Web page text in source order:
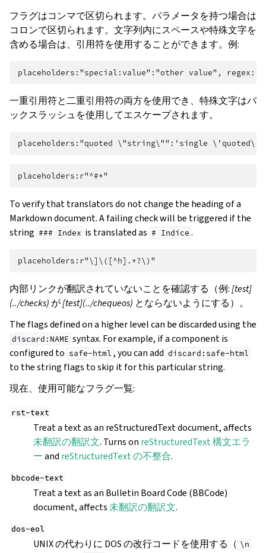
フラグはコンマで区切られます。パラメータを持つ場合は
コロンで区切られます。文字列内にスペースや特殊文字を
含める場合は、引用符を使用することができます。例:
一重引用符と二重引用符の両方を使用でき、特殊文字はバ
ックスラッシュを使用してエスケープされます。
To verify that translators do not change the heading of a
Markdown document. A failing check will be triggered if the
string ### Index is translated as # Indice .
内部リンクが翻訳されていないことを確認する（例:[test]
(../checks) が[test](../chequeos) とならないようにする）。
The flags defined on a higher level can be discarded using the
discard:NAME syntax. For example, if a component is
configured to safe-html , you can add discard:safe-html
to the string flags to skip it for this particular string.
現在、使用可能なフラグ一覧:
rst-text
Treat a text as an reStructuredText document, affects
未翻訳の翻訳文. Turns on reStructuredText 構文エラ
ーand reStructuredText の不整合.
bbcode-text
Treat a text as an Bulletin Board Code (BBCode)
document, affects未翻訳の翻訳文.
dos-eol
UNIX の代わりに DOS の改行コードを使用する（ \n